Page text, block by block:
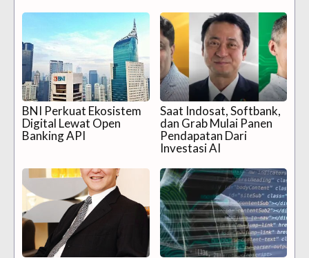
BNI Perkuat Ekosistem
Digital Lewat Open
Banking API
Saat Indosat, Softbank,
dan Grab Mulai Panen
Pendapatan Dari
Investasi AI